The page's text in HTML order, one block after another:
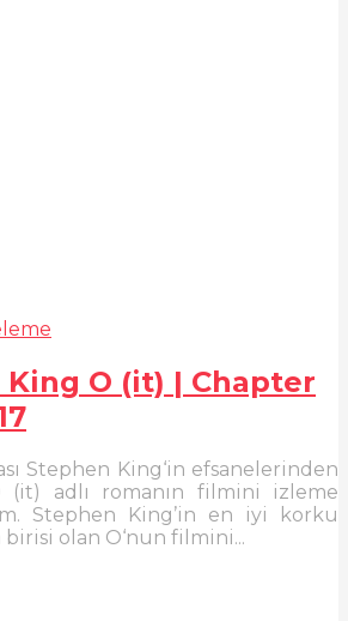
O (it) | Chapter
Stephen King‘in efsanelerinden
(it) adlı romanın filmini izleme
Stephen King’in en iyi korku
olan O‘nun filmini...